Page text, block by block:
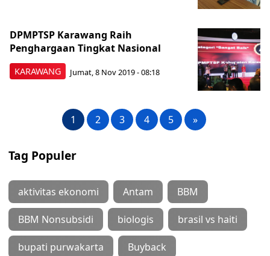
KARAWANG
DPMPTSP Karawang Raih
Penghargaan Tingkat Nasional
Jumat, 8 Nov 2019 - 08:18
1 2 3 4 5 »
Tag Populer
aktivitas ekonomi Antam BBM
BBM Nonsubsidi biologis brasil vs haiti
bupati purwakarta Buyback